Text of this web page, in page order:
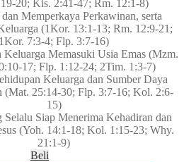
20; Kis. 2:41-47; Rm. 12:1-8)
Memperkaya Perkawinan, serta
(1Kor. 13:1-13; Rm. 12:9-21;
1Kor. 7:3-4; Flp. 3:7-16)
Keluarga Memasuki Usia Emas (Mzm.
17; Flp. 1:12-24; 2Tim. 1:3-7)
Keluarga dan Sumber Daya
(Mat. 25:14-30; Flp. 3:7-16; Kol. 2:6-
15)
Selalu Siap Menerima Kehadiran dan
(Yoh. 14:1-18; Kol. 1:15-23; Why.
21:1-9)
Beli